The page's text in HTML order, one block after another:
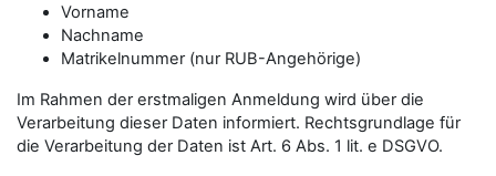
Vorname
Nachname
Matrikelnummer (nur RUB-Angehörige)
Im Rahmen der erstmaligen Anmeldung wird über die
Verarbeitung dieser Daten informiert. Rechtsgrundlage für
die Verarbeitung der Daten ist Art. 6 Abs. 1 lit. e DSGVO.